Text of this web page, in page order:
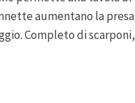
aumentano la presa
Completo di scarponi,